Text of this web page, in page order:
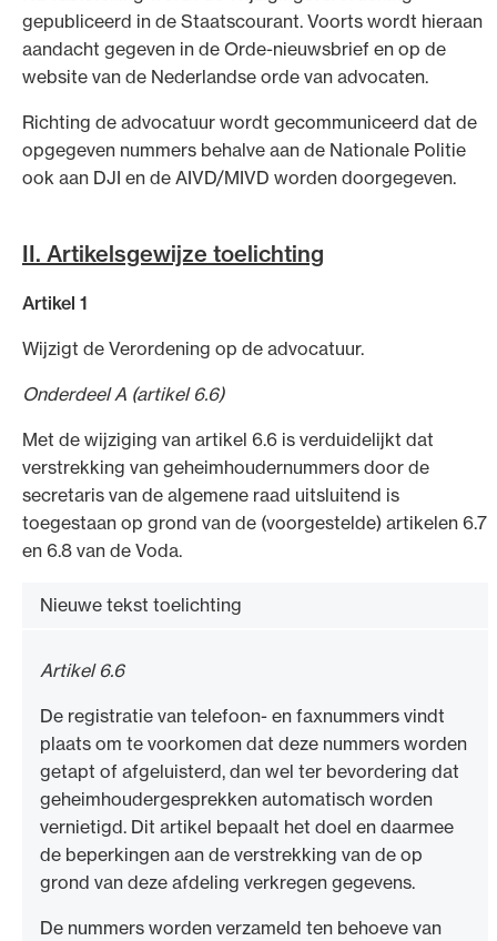
gepubliceerd in de Staatscourant. Voorts wordt hieraan
aandacht gegeven in de Orde-nieuwsbrief en op de
website van de Nederlandse orde van advocaten.
Richting de advocatuur wordt gecommuniceerd dat de
opgegeven nummers behalve aan de Nationale Politie
ook aan DJI en de AIVD/MIVD worden doorgegeven.
II. Artikelsgewijze toelichting
Artikel 1
Wijzigt de Verordening op de advocatuur.
Onderdeel A (artikel 6.6)
Met de wijziging van artikel 6.6 is verduidelijkt dat
verstrekking van geheimhoudernummers door de
secretaris van de algemene raad uitsluitend is
toegestaan op grond van de (voorgestelde) artikelen 6.7
en 6.8 van de Voda.
Nieuwe tekst toelichting
Artikel 6.6
De registratie van telefoon- en faxnummers vindt
plaats om te voorkomen dat deze nummers worden
getapt of afgeluisterd, dan wel ter bevordering dat
geheimhoudergesprekken automatisch worden
vernietigd. Dit artikel bepaalt het doel en daarmee
de beperkingen aan de verstrekking van de op
grond van deze afdeling verkregen gegevens.
De nummers worden verzameld ten behoeve van